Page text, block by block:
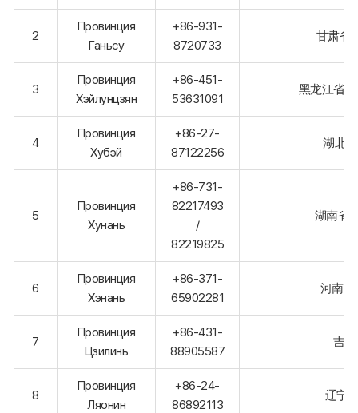
2
Провинция
Ганьсу
+86-931-
8720733
甘肃省
3
Провинция
Хэйлунцзян
+86-451-
53631091
黑龙江省
4
Провинция
Хубэй
+86-27-
87122256
湖北
5
Провинция
Хунань
+86-731-
82217493
/
82219825
湖南省
6
Провинция
Хэнань
+86-371-
65902281
河南
7
Провинция
Цзилинь
+86-431-
88905587
吉
8
Провинция
Ляонин
+86-24-
86892113
辽宁